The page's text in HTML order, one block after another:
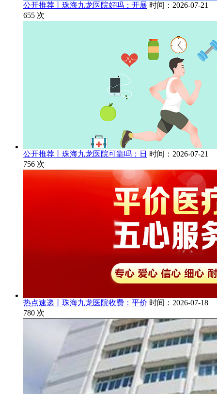
公开推荐丨珠海九龙医院好吗：开展 时间：2026-07-21
655 次
公开推荐丨珠海九龙医院可靠吗：日 时间：2026-07-21
756 次
热点速递丨珠海九龙医院收费：平价 时间：2026-07-18
780 次